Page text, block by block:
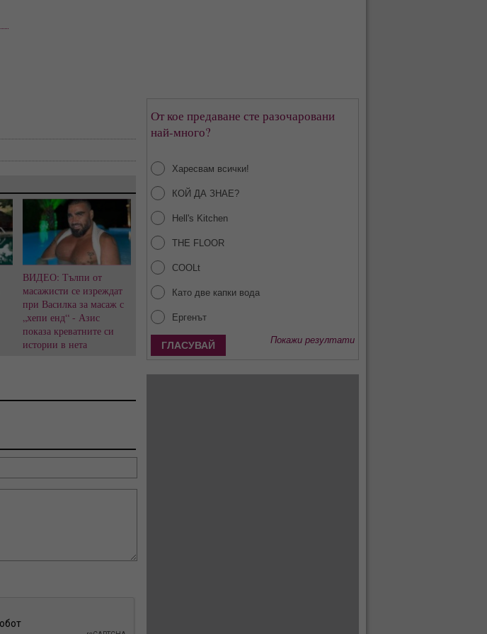
ВИДЕО: Тълпи от
масажисти се изреждат
при Василка за масаж с
„хепи енд“ - Азис
показа креватните си
истории в нета
От кое предаване сте разочаровани
най-много?
Харесвам всички!
КОЙ ДА ЗНАЕ?
Hell's Kitchen
THE FLOOR
COOLt
Като две капки вода
Ергенът
Покажи резултати